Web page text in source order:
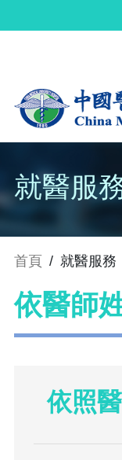
就醫服
首頁 / 就醫服務
依醫師
依照